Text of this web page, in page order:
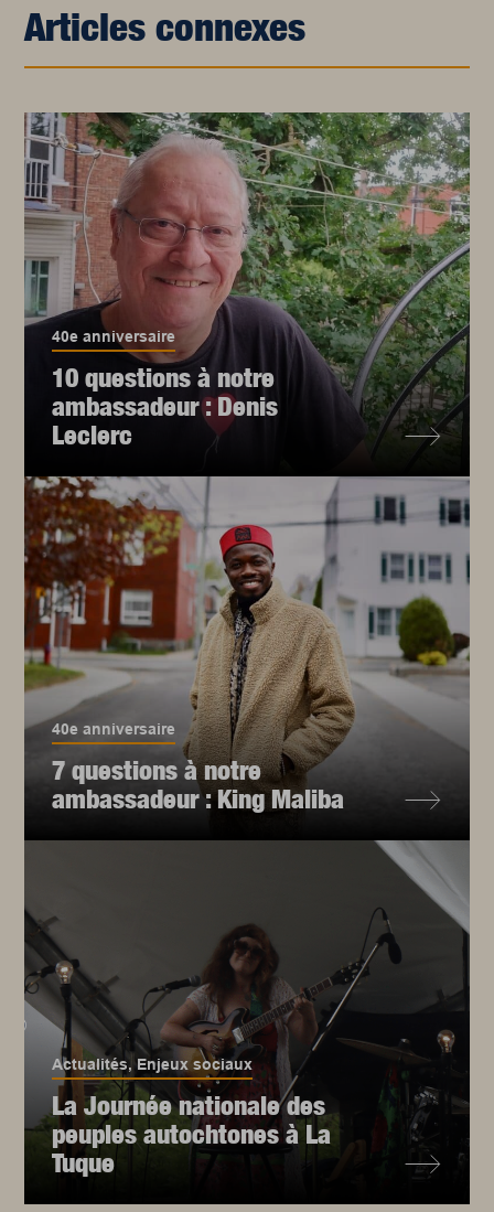
Articles connexes
40e anniversaire
10 questions à notre
ambassadeur : Denis
Leclerc
40e anniversaire
7 questions à notre
ambassadeur : King Maliba
Actualités, Enjeux sociaux
La Journée nationale des
peuples autochtones à La
Tuque